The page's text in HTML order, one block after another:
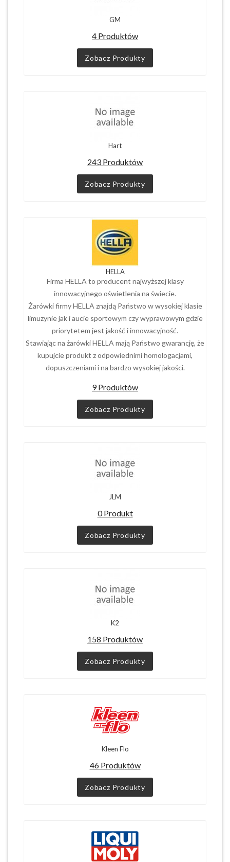
GM
4 Produktów
Zobacz Produkty
Hart
243 Produktów
Zobacz Produkty
HELLA
Firma HELLA to producent najwyższej klasy
innowacyjnego oświetlenia na świecie.
Żarówki firmy HELLA znajdą Państwo w wysokiej klasie
limuzynie jak i aucie sportowym czy wyprawowym gdzie
priorytetem jest jakość i innowacyjność.
Stawiając na żarówki HELLA mają Państwo gwarancję, że
kupujcie produkt z odpowiednimi homologacjami,
dopuszczeniami i na bardzo wysokiej jakości.
9 Produktów
Zobacz Produkty
JLM
0 Produkt
Zobacz Produkty
K2
158 Produktów
Zobacz Produkty
Kleen Flo
46 Produktów
Zobacz Produkty